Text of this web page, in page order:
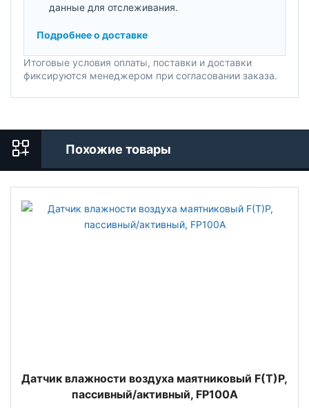
данные для отслеживания.
Подробнее о доставке
Итоговые условия оплаты, поставки и доставки
фиксируются менеджером при согласовании заказа.
Похожие товары
Датчик влажности воздуха маятниковый F(T)P,
пассивный/активный, FP100A